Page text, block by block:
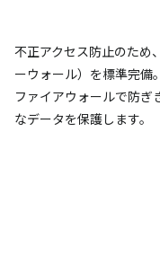
不正アクセス防止のため
ーウォール）を標準完備。
ファイアウォールで防
なデータを保護します。